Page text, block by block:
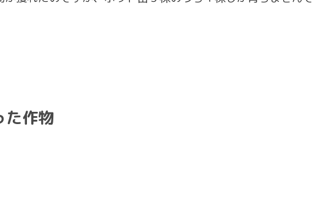
た作物